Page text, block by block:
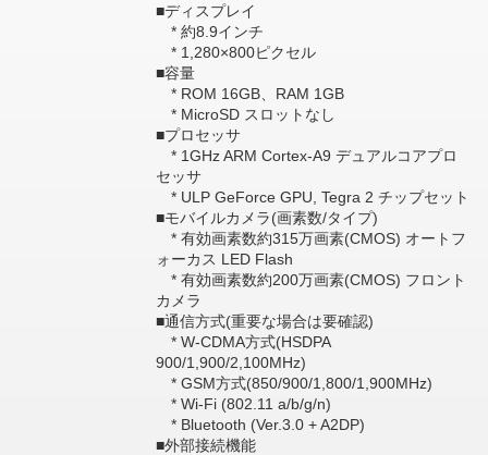
■ディスプレイ
* 約8.9インチ
* 1,280×800ピクセル
■容量
* ROM 16GB、RAM 1GB
* MicroSD スロットなし
■プロセッサ
* 1GHz ARM Cortex-A9 デュアルコアプロ
セッサ
* ULP GeForce GPU, Tegra 2 チップセット
■モバイルカメラ(画素数/タイプ)
* 有効画素数約315万画素(CMOS) オートフ
ォーカス LED Flash
* 有効画素数約200万画素(CMOS) フロント
カメラ
■通信方式(重要な場合は要確認)
* W-CDMA方式(HSDPA
900/1,900/2,100MHz)
* GSM方式(850/900/1,800/1,900MHz)
* Wi-Fi (802.11 a/b/g/n)
* Bluetooth (Ver.3.0 + A2DP)
■外部接続機能